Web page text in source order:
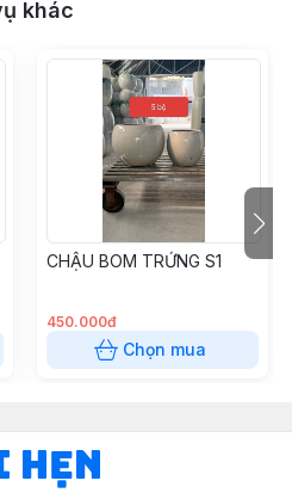
khác
CHẬU BOM TRỨNG S1
450.000đ
Chọn mua
Hẹn